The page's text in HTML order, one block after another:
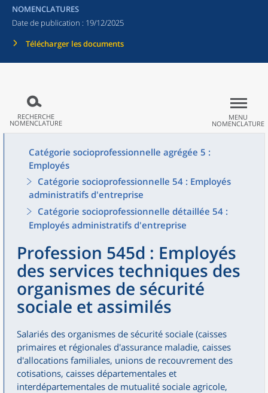
NOMENCLATURES
Date de publication : 19/12/2025
Télécharger les documents
RECHERCHE
NOMENCLATURE
MENU
NOMENCLATURE
Catégorie socioprofessionnelle agrégée 5 :
Employés
Catégorie socioprofessionnelle 54 : Employés
administratifs d'entreprise
Catégorie socioprofessionnelle détaillée 54 :
Employés administratifs d'entreprise
Profession 545d : Employés
des services techniques des
organismes de sécurité
sociale et assimilés
Salariés des organismes de sécurité sociale (caisses
primaires et régionales d'assurance maladie, caisses
d'allocations familiales, unions de recouvrement des
cotisations, caisses départementales et
interdépartementales de mutualité sociale agricole,